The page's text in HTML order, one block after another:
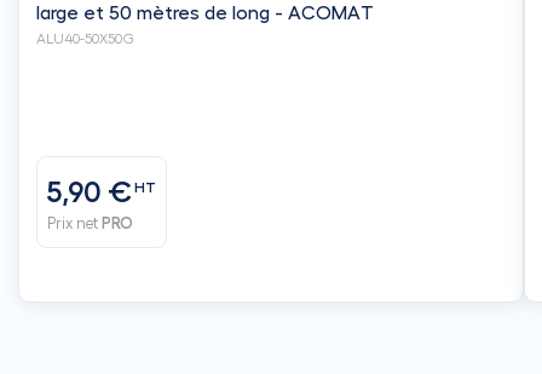
large et 50 mètres de long - ACOMAT
ALU40-50X50G
5,90 €HT
Prix net PRO